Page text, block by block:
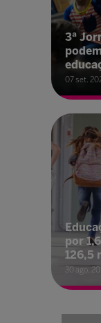
3ª
07 set.
por
126,5
30 ago.